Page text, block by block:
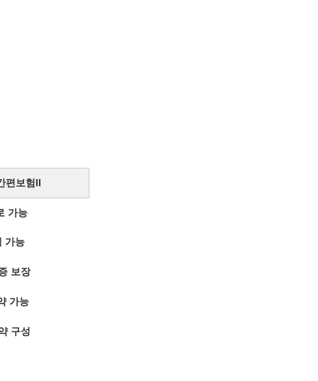
편보험II
가능
가능
보장
가능
구성